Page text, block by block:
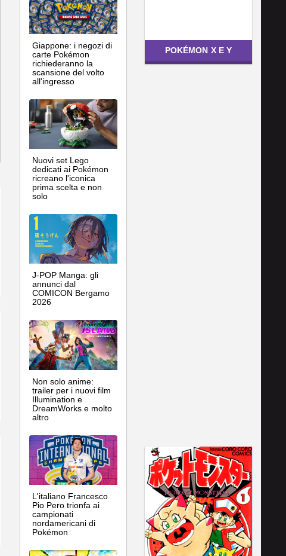
Giappone: i negozi di
carte Pokémon
richiederanno la
scansione del volto
all'ingresso
Nuovi set Lego
dedicati ai Pokémon
ricreano l'iconica
prima scelta e non
solo
J-POP Manga: gli
annunci dal
COMICON Bergamo
2026
Non solo anime:
trailer per i nuovi film
Illumination e
DreamWorks e molto
altro
L'italiano Francesco
Pio Pero trionfa ai
campionati
nordamericani di
Pokémon
POKÉMON X E Y